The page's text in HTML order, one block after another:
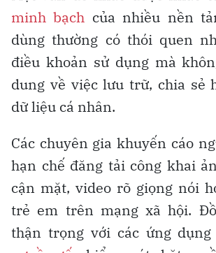
minh bạch của nhiều nền
dùng thường có thói quen
điều khoản sử dụng mà
dung về việc lưu trữ, chia sẻ
dữ liệu cá nhân.
Các chuyên gia khuyến cáo
hạn chế đăng tải công khai
cận mặt, video rõ giọng nói
trẻ em trên mạng xã hội.
thận trọng với các ứng